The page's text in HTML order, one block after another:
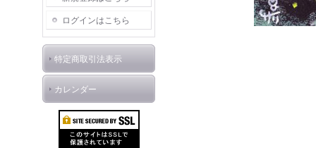
ログインはこちら
特定商取引法表示
カレンダー